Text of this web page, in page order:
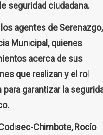
seguridad ciudadana.
agentes de Serenazgo,
Municipal, quienes
acerca de sus
que realizan y el rol
garantizar la
Chimbote, Rocío